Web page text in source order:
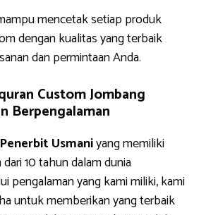
mencetak setiap produk
dengan kualitas yang terbaik
dan permintaan Anda.
Custom Jombang
Berpengalaman
Penerbit Usmaniyang memiliki
10 tahun dalam dunia
pengalaman yang kami miliki, kami
untuk memberikan yang terbaik